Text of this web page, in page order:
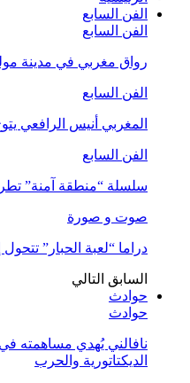
الفن السابع
الفن السابع
رواق مغربي في مدينة
الفن السابع
المغربي أنيس الرافعي
الفن السابع
سلسلة “منطقة آمنة”
صوت و صورة
دراما “لعبة الحبار”
السابق التالي
حوادث
حوادث
نافالني يُهدي مساهمته
الديكتاتورية والحرب